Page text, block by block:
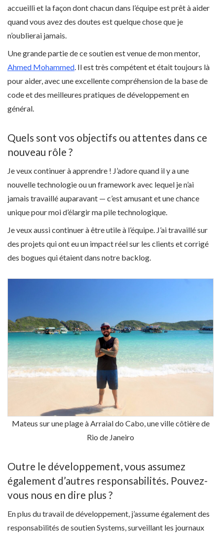
accueilli et la façon dont chacun dans l’équipe est prêt à aider
quand vous avez des doutes est quelque chose que je
n’oublierai jamais.
Une grande partie de ce soutien est venue de mon mentor,
Ahmed Mohammed. Il est très compétent et était toujours là
pour aider, avec une excellente compréhension de la base de
code et des meilleures pratiques de développement en
général.
Quels sont vos objectifs ou attentes dans ce
nouveau rôle ?
Je veux continuer à apprendre ! J’adore quand il y a une
nouvelle technologie ou un framework avec lequel je n’ai
jamais travaillé auparavant — c’est amusant et une chance
unique pour moi d’élargir ma pile technologique.
Je veux aussi continuer à être utile à l’équipe. J’ai travaillé sur
des projets qui ont eu un impact réel sur les clients et corrigé
des bogues qui étaient dans notre backlog.
Mateus sur une plage à Arraial do Cabo, une ville côtière de
Rio de Janeiro
Outre le développement, vous assumez
également d’autres responsabilités. Pouvez-
vous nous en dire plus ?
En plus du travail de développement, j’assume également des
responsabilités de soutien Systems, surveillant les journaux